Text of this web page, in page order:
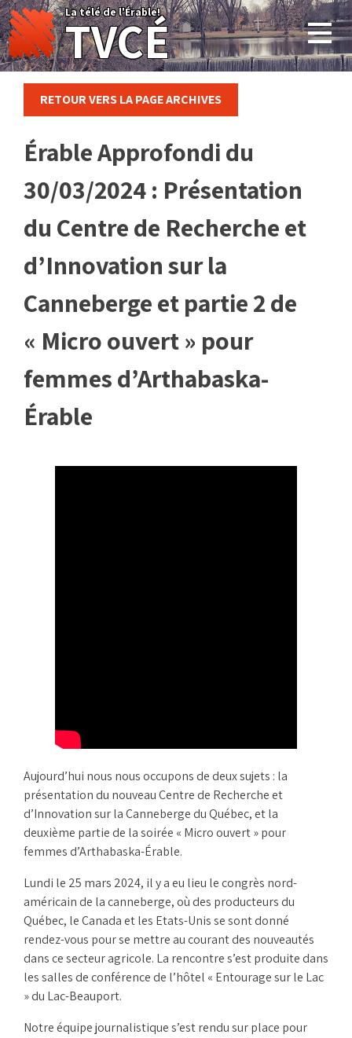
Skip
to
content
La télé de l'Érable!
TVCÉ
RETOUR VERS LA PAGE ARCHIVES
Érable Approfondi du
30/03/2024 : Présentation
du Centre de Recherche et
d’Innovation sur la
Canneberge et partie 2 de
« Micro ouvert » pour
femmes d’Arthabaska-
Érable
Aujourd’hui nous nous occupons de deux sujets : la
présentation du nouveau Centre de Recherche et
d’Innovation sur la Canneberge du Québec, et la
deuxième partie de la soirée « Micro ouvert » pour
femmes d’Arthabaska-Érable.
Lundi le 25 mars 2024, il y a eu lieu le congrès nord-
américain de la canneberge, où des producteurs du
Québec, le Canada et les Etats-Unis se sont donné
rendez-vous pour se mettre au courant des nouveautés
dans ce secteur agricole. La rencontre s’est produite dans
les salles de conférence de l’hôtel « Entourage sur le Lac
» du Lac-Beauport.
Notre équipe journalistique s’est rendu sur place pour